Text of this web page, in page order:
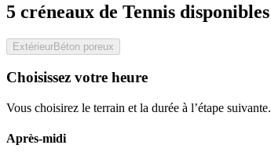
5 créneaux de Tennis disponibles
ExtérieurBéton poreux
Choisissez votre heure
Vous choisirez le terrain et la durée à l’étape suivante.
Après-midi